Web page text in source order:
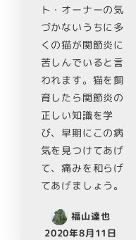
ト・オーナーの気
づかないうちに多
くの猫が関節炎に
苦しんでいると言
われます。猫を飼
育したら関節炎の
正しい知識を学
び、早期にこの病
気を見つけてあげ
て、痛みを和らげ
てあげましょう。
福山達也
2020年8月11日